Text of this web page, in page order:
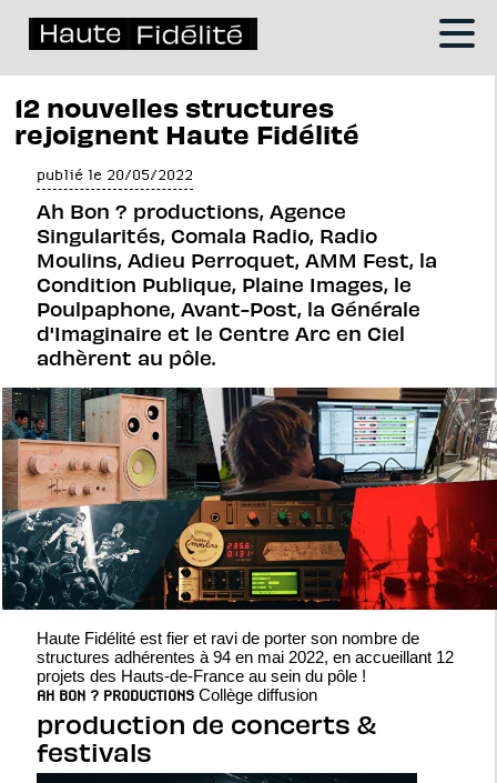
12 nouvelles structures
rejoignent Haute Fidélité
publié le 20/05/2022
Ah Bon ? productions, Agence
Singularités, Comala Radio, Radio
Moulins, Adieu Perroquet, AMM Fest, la
Condition Publique, Plaine Images, le
Poulpaphone, Avant-Post, la Générale
d'Imaginaire et le Centre Arc en Ciel
adhèrent au pôle.
Haute Fidélité est fier et ravi de porter son nombre de
structures adhérentes à 94 en mai 2022, en accueillant 12
projets des Hauts-de-France au sein du pôle !
AH BON ? PRODUCTIONS Collège diffusion
production de concerts &
festivals